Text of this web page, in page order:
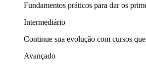
Fundamentos práticos para dar os
Intermediário
Continue sua evolução com cursos
Avançado